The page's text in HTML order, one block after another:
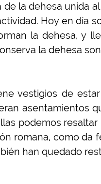
de la dehesa unida
Hoy en día
la dehesa, y
la dehesa
vestigios de
asentamientos
podemos
romana, como da
han quedado